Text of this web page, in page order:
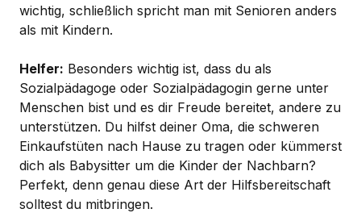
wichtig, schließlich spricht man mit Senioren anders
als mit Kindern.
Helfer: Besonders wichtig ist, dass du als
Sozialpädagoge oder Sozialpädagogin gerne unter
Menschen bist und es dir Freude bereitet, andere zu
unterstützen. Du hilfst deiner Oma, die schweren
Einkaufstüten nach Hause zu tragen oder kümmerst
dich als Babysitter um die Kinder der Nachbarn?
Perfekt, denn genau diese Art der Hilfsbereitschaft
solltest du mitbringen.